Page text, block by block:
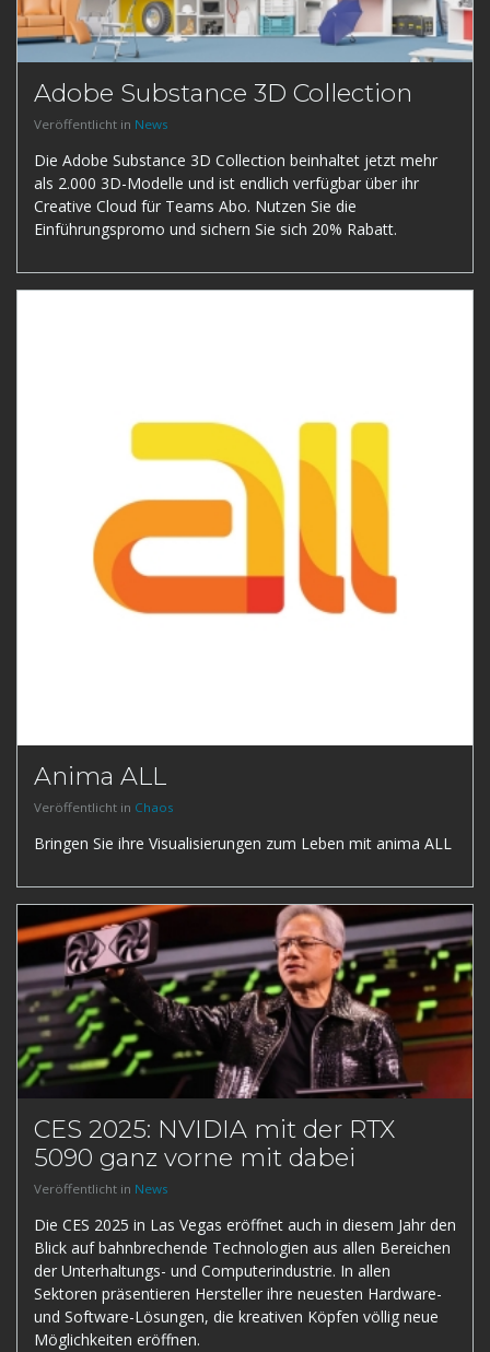
Adobe Substance 3D Collection
Veröffentlicht in News
Die Adobe Substance 3D Collection beinhaltet jetzt mehr
als 2.000 3D-Modelle und ist endlich verfügbar über ihr
Creative Cloud für Teams Abo. Nutzen Sie die
Einführungspromo und sichern Sie sich 20% Rabatt.
Anima ALL
Veröffentlicht in Chaos
Bringen Sie ihre Visualisierungen zum Leben mit anima ALL
CES 2025: NVIDIA mit der RTX
5090 ganz vorne mit dabei
Veröffentlicht in News
Die CES 2025 in Las Vegas eröffnet auch in diesem Jahr den
Blick auf bahnbrechende Technologien aus allen Bereichen
der Unterhaltungs- und Computerindustrie. In allen
Sektoren präsentieren Hersteller ihre neuesten Hardware-
und Software-Lösungen, die kreativen Köpfen völlig neue
Möglichkeiten eröffnen.